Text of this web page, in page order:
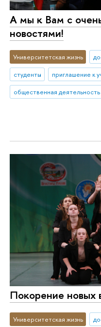
А мы к Вам с
новостями!
Университетская жизнь
студенты
приглашение к
общественная деятельность
Покорение новых
Университетская жизнь